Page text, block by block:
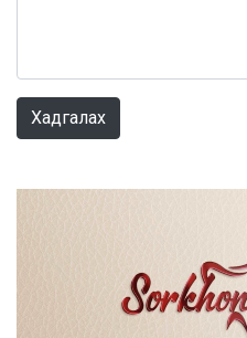
Хадгалах